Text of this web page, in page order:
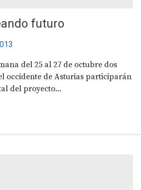
futuro
del 25 al 27 de octubre dos
occidente de Asturias participarán
del proyecto...